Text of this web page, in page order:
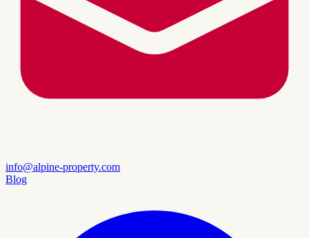
info@alpine-property.com
Blog